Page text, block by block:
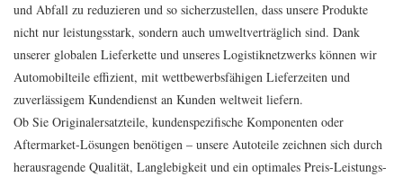
und Abfall zu reduzieren und so sicherzustellen, dass unsere Produkte
nicht nur leistungsstark, sondern auch umweltverträglich sind. Dank
unserer globalen Lieferkette und unseres Logistiknetzwerks können wir
Automobilteile effizient, mit wettbewerbsfähigen Lieferzeiten und
zuverlässigem Kundendienst an Kunden weltweit liefern.
Ob Sie Originalersatzteile, kundenspezifische Komponenten oder
Aftermarket-Lösungen benötigen – unsere Autoteile zeichnen sich durch
herausragende Qualität, Langlebigkeit und ein optimales Preis-Leistungs-